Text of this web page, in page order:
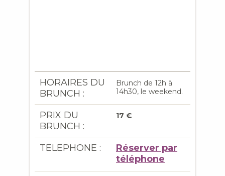
HORAIRES DU
BRUNCH :
Brunch de 12h à
14h30, le weekend.
PRIX DU
BRUNCH :
17 €
TELEPHONE :
Réserver par
téléphone